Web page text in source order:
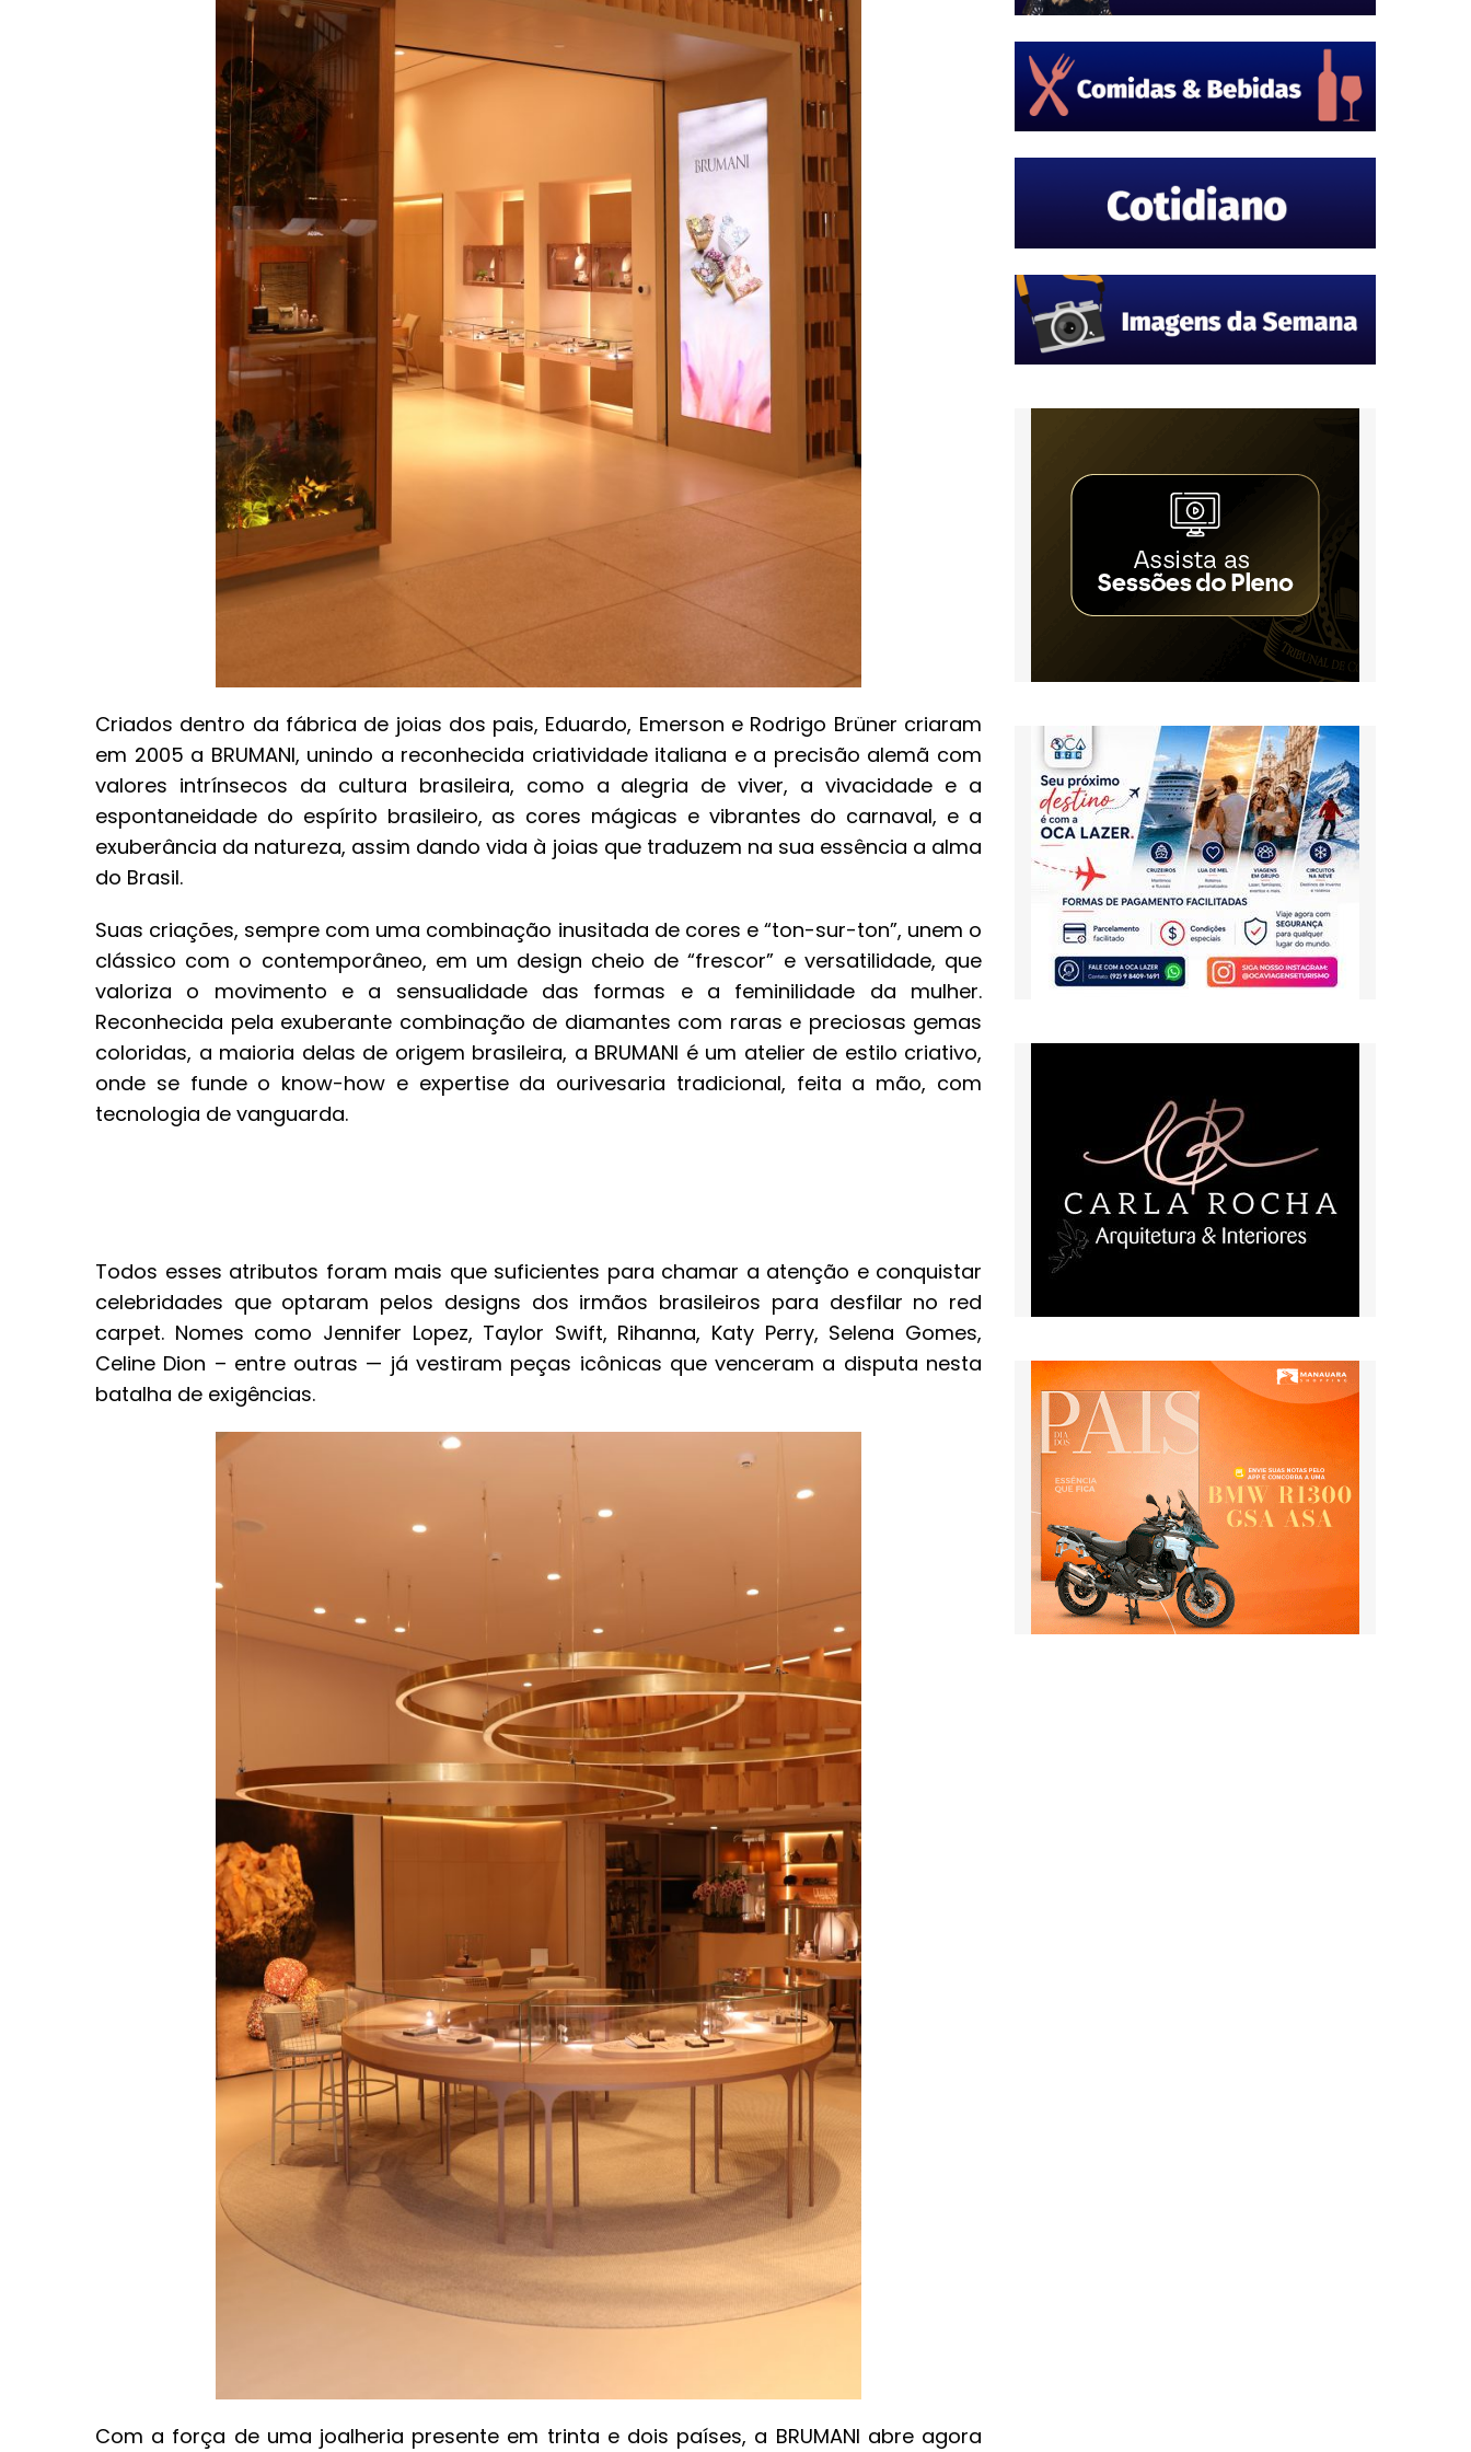
Criados dentro da fábrica de joias dos pais, Eduardo, Emerson e Rodrigo Brüner criaram
em 2005 a BRUMANI, unindo a reconhecida criatividade italiana e a precisão alemã com
valores intrínsecos da cultura brasileira, como a alegria de viver, a vivacidade e a
espontaneidade do espírito brasileiro, as cores mágicas e vibrantes do carnaval, e a
exuberância da natureza, assim dando vida à joias que traduzem na sua essência a alma
do Brasil.
Suas criações, sempre com uma combinação inusitada de cores e “ton-sur-ton”, unem o
clássico com o contemporâneo, em um design cheio de “frescor” e versatilidade, que
valoriza o movimento e a sensualidade das formas e a feminilidade da mulher.
Reconhecida pela exuberante combinação de diamantes com raras e preciosas gemas
coloridas, a maioria delas de origem brasileira, a BRUMANI é um atelier de estilo criativo,
onde se funde o know-how e expertise da ourivesaria tradicional, feita a mão, com
tecnologia de vanguarda.
Todos esses atributos foram mais que suficientes para chamar a atenção e conquistar
celebridades que optaram pelos designs dos irmãos brasileiros para desfilar no red
carpet. Nomes como Jennifer Lopez, Taylor Swift, Rihanna, Katy Perry, Selena Gomes,
Celine Dion – entre outras — já vestiram peças icônicas que venceram a disputa nesta
batalha de exigências.
Com a força de uma joalheria presente em trinta e dois países, a BRUMANI abre agora